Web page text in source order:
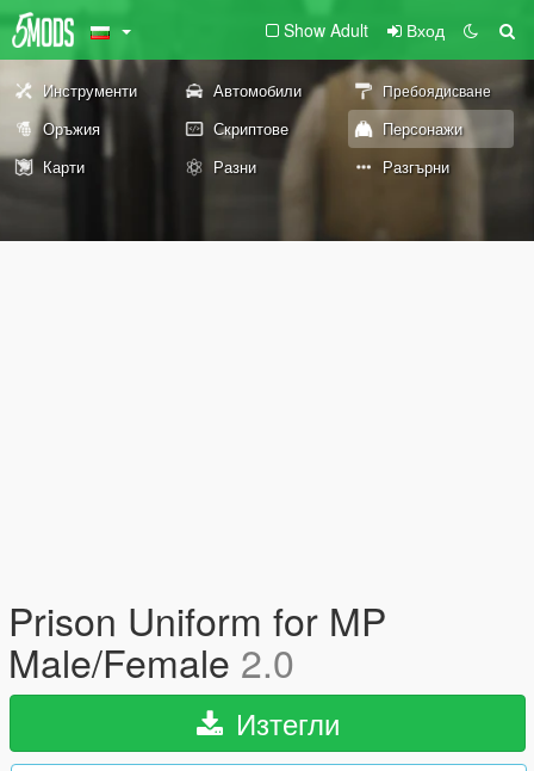
Show Adult Вход
Инструменти Автомобили Пребоядисване
Оръжия Скриптове
Персонажи
Карти
Разни Разгърни
Prison Uniform for MP
Male/Female 2.0
Изтегли